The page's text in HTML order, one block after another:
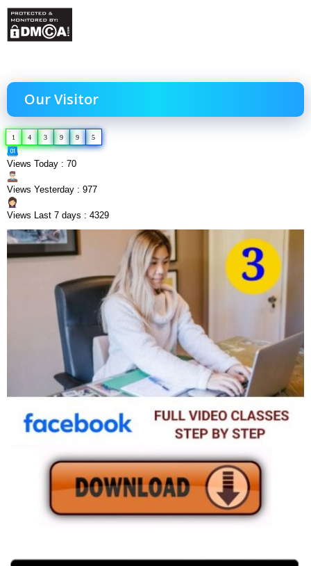
Our Visitor
1 4 3 9 9 5
Views Today : 70
Views Yesterday : 977
Views Last 7 days : 4329